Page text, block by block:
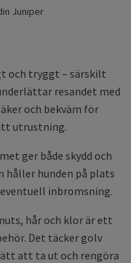
Juniper
och tryggt – särskilt
resandet med
och bekväm för
utrustning.
ger både skydd och
håller hunden på plats
inbromsning.
hår och klor är ett
Det täcker golv
att ta ut och rengöra